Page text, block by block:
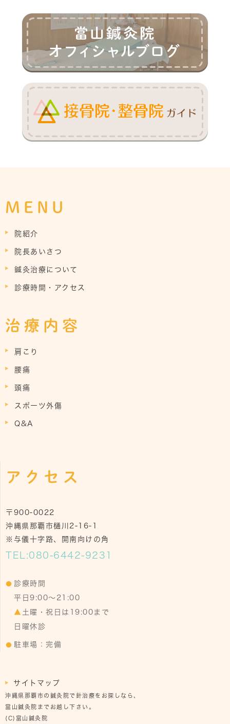
MENU
院紹介
院長あいさつ
鍼灸治療について
診療時間・アクセス
治療内容
肩こり
腰痛
頭痛
スポーツ外傷
Q&A
アクセス
〒900-0022
沖縄県那覇市樋川2-16-1
※与儀十字路、開南向けの角
TEL:080-6442-9231
診療時間
平日9:00～21:00
▲ 土曜・祝日は19:00まで
日曜休診
駐車場：完備
サイトマップ
沖縄県那覇市の鍼灸院で針治療をお探しなら、
當山鍼灸院までお越し下さい。
(C)當山鍼灸院